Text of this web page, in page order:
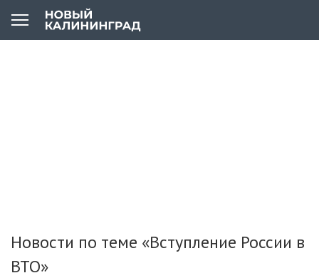
Новости по теме «Вступление России в
ВТО»